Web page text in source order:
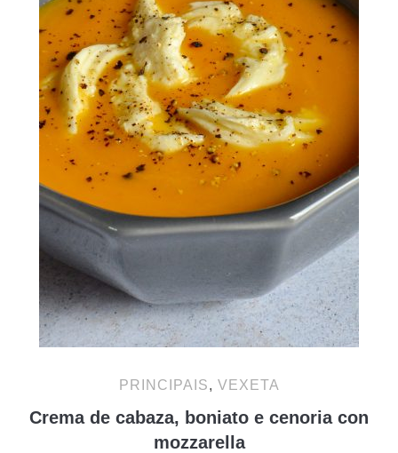
PRINCIPAIS, VEXETA
Crema de cabaza, boniato e cenoria con
mozzarella